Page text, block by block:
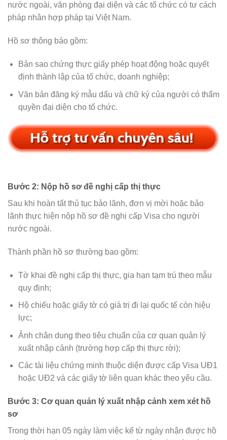
nước ngoài, văn phòng đại diện và các tổ chức có tư cách
pháp nhân hợp pháp tại Việt Nam.
Hồ sơ thông báo gồm:
Bản sao chứng thực giấy phép hoạt động hoặc quyết
định thành lập của tổ chức, doanh nghiệp;
Văn bản đăng ký mẫu dấu và chữ ký của người có thẩm
quyền đại diện cho tổ chức.
Bước 2: Nộp hồ sơ đề nghị cấp thị thực
Sau khi hoàn tất thủ tục bảo lãnh, đơn vị mời hoặc bảo
lãnh thực hiện nộp hồ sơ đề nghị cấp Visa cho người
nước ngoài.
Thành phần hồ sơ thường bao gồm:
Tờ khai đề nghị cấp thị thực, gia hạn tạm trú theo mẫu
quy định;
Hộ chiếu hoặc giấy tờ có giá trị đi lại quốc tế còn hiệu
lực;
Ảnh chân dung theo tiêu chuẩn của cơ quan quản lý
xuất nhập cảnh (trường hợp cấp thị thực rời);
Các tài liệu chứng minh thuộc diện được cấp Visa UĐ1
hoặc UĐ2 và các giấy tờ liên quan khác theo yêu cầu.
Bước 3: Cơ quan quản lý xuất nhập cảnh xem xét hồ
sơ
Trong thời hạn 05 ngày làm việc kể từ ngày nhận được hồ